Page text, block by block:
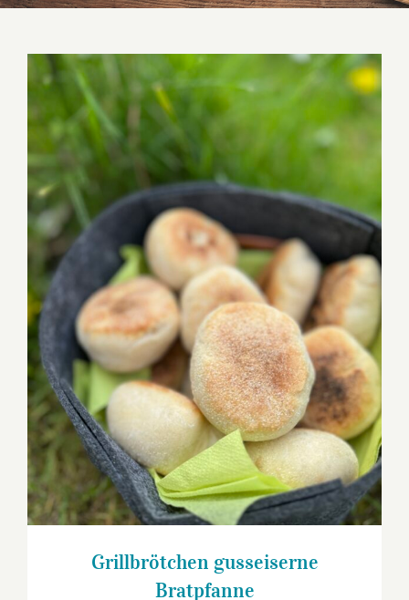
Grillbrötchen gusseiserne Bratpfanne
Grillbrötchen gusseiserne
Bratpfanne